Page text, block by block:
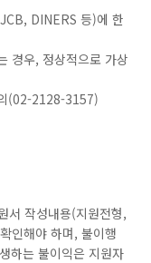
DINERS 등)에 한
경우, 정상적으로 가상
(02-2128-3157)
서 작성내용(지원전형,
인해야 하며, 불이행
하는 불이익은 지원자